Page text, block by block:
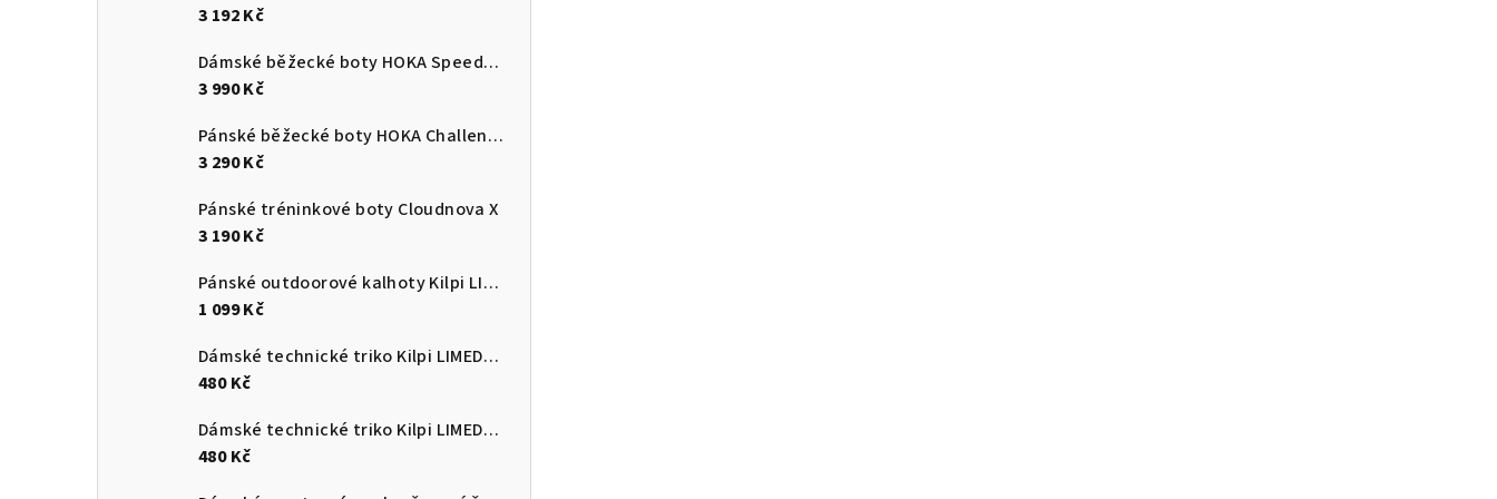
3 192 Kč
Dámské běžecké boty HOKA Speedgoat 7
3 990 Kč
Pánské běžecké boty HOKA Challenger 8
3 290 Kč
Pánské tréninkové boty Cloudnova X
3 190 Kč
Pánské outdoorové kalhoty Kilpi LIGNE-M
1 099 Kč
Dámské technické triko Kilpi LIMED-W
480 Kč
Dámské technické triko Kilpi LIMED-W
480 Kč